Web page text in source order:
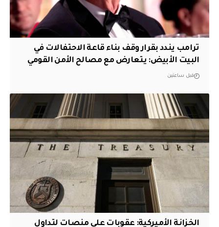
ترامب يندد بقرار وقف بناء قاعة الاحتفالات في
البيت الأبيض: يتعارض مع مصالح الأمن القومي
قبل ساعتين
الخزانة الأميركية: عقوبات على منصات لتداول